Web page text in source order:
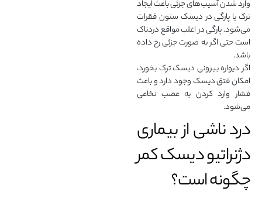
وارد شدن آسیب‌های جزئی باعث ایجاد
ترک یا پارگی در دیسک ستون فقرات
می‌شود. پارگی در اغلب مواقع دردناک
است حتی اگر به صورت جزئی رخ داده
باشد.
اگر دیواره بیرونی دیسک ترک بخورد،
امکان فتق دیسک وجود دارد و باعث
فشار وارد کردن به عصب نخاعی
می‌شود.
درد ناشی از بیماری
دژنراتیو دیسک کمر
چگونه است؟